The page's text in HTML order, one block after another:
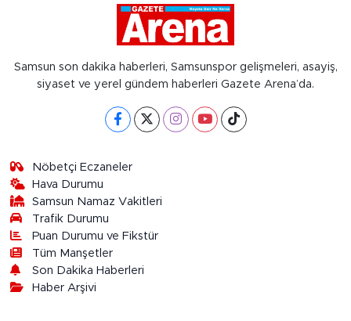
Samsun son dakika haberleri, Samsunspor gelişmeleri, asayiş,
siyaset ve yerel gündem haberleri Gazete Arena’da.
Nöbetçi Eczaneler
Hava Durumu
Samsun Namaz Vakitleri
Trafik Durumu
Puan Durumu ve Fikstür
Tüm Manşetler
Son Dakika Haberleri
Haber Arşivi